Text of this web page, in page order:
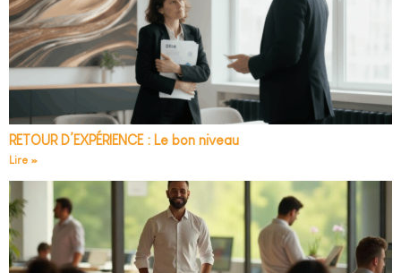
RETOUR D’EXPÉRIENCE : Le bon niveau
Lire »